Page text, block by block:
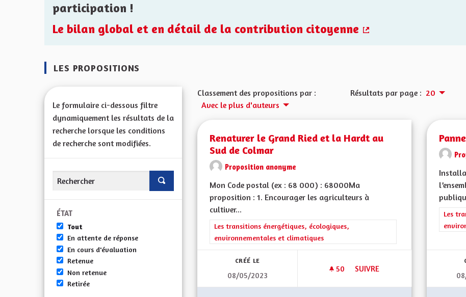
participation !
Le bilan global et en détail de la contribution citoyenne
LES PROPOSITIONS
Le formulaire ci-dessous filtre
dynamiquement les résultats de la
recherche lorsque les conditions
de recherche sont modifiées.
ÉTAT
Tout
En attente de réponse
En cours d'évaluation
Retenue
Non retenue
Retirée
Classement des propositions par :
Avec le plus d'auteurs
Résultats par page : 20
Renaturer le Grand Ried et la Hardt au
Sud de Colmar
Proposition anonyme
Mon Code postal (ex : 68 000) : 68000Ma
proposition : 1. Encourager les agriculteurs à
cultiver...
Filtrer les résultats de la catégorie : Les transitions énergétiques,
Les transitions énergétiques, écologiques,
environnementales et climatiques
CRÉÉ LE
08/05/2023
50 50 ABONNÉS
SUIVRE
RENATURER LE GRAND RIED ET
Filtrer
Les